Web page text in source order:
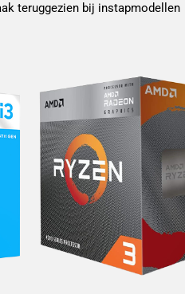
teruggezien bij instapmodellen